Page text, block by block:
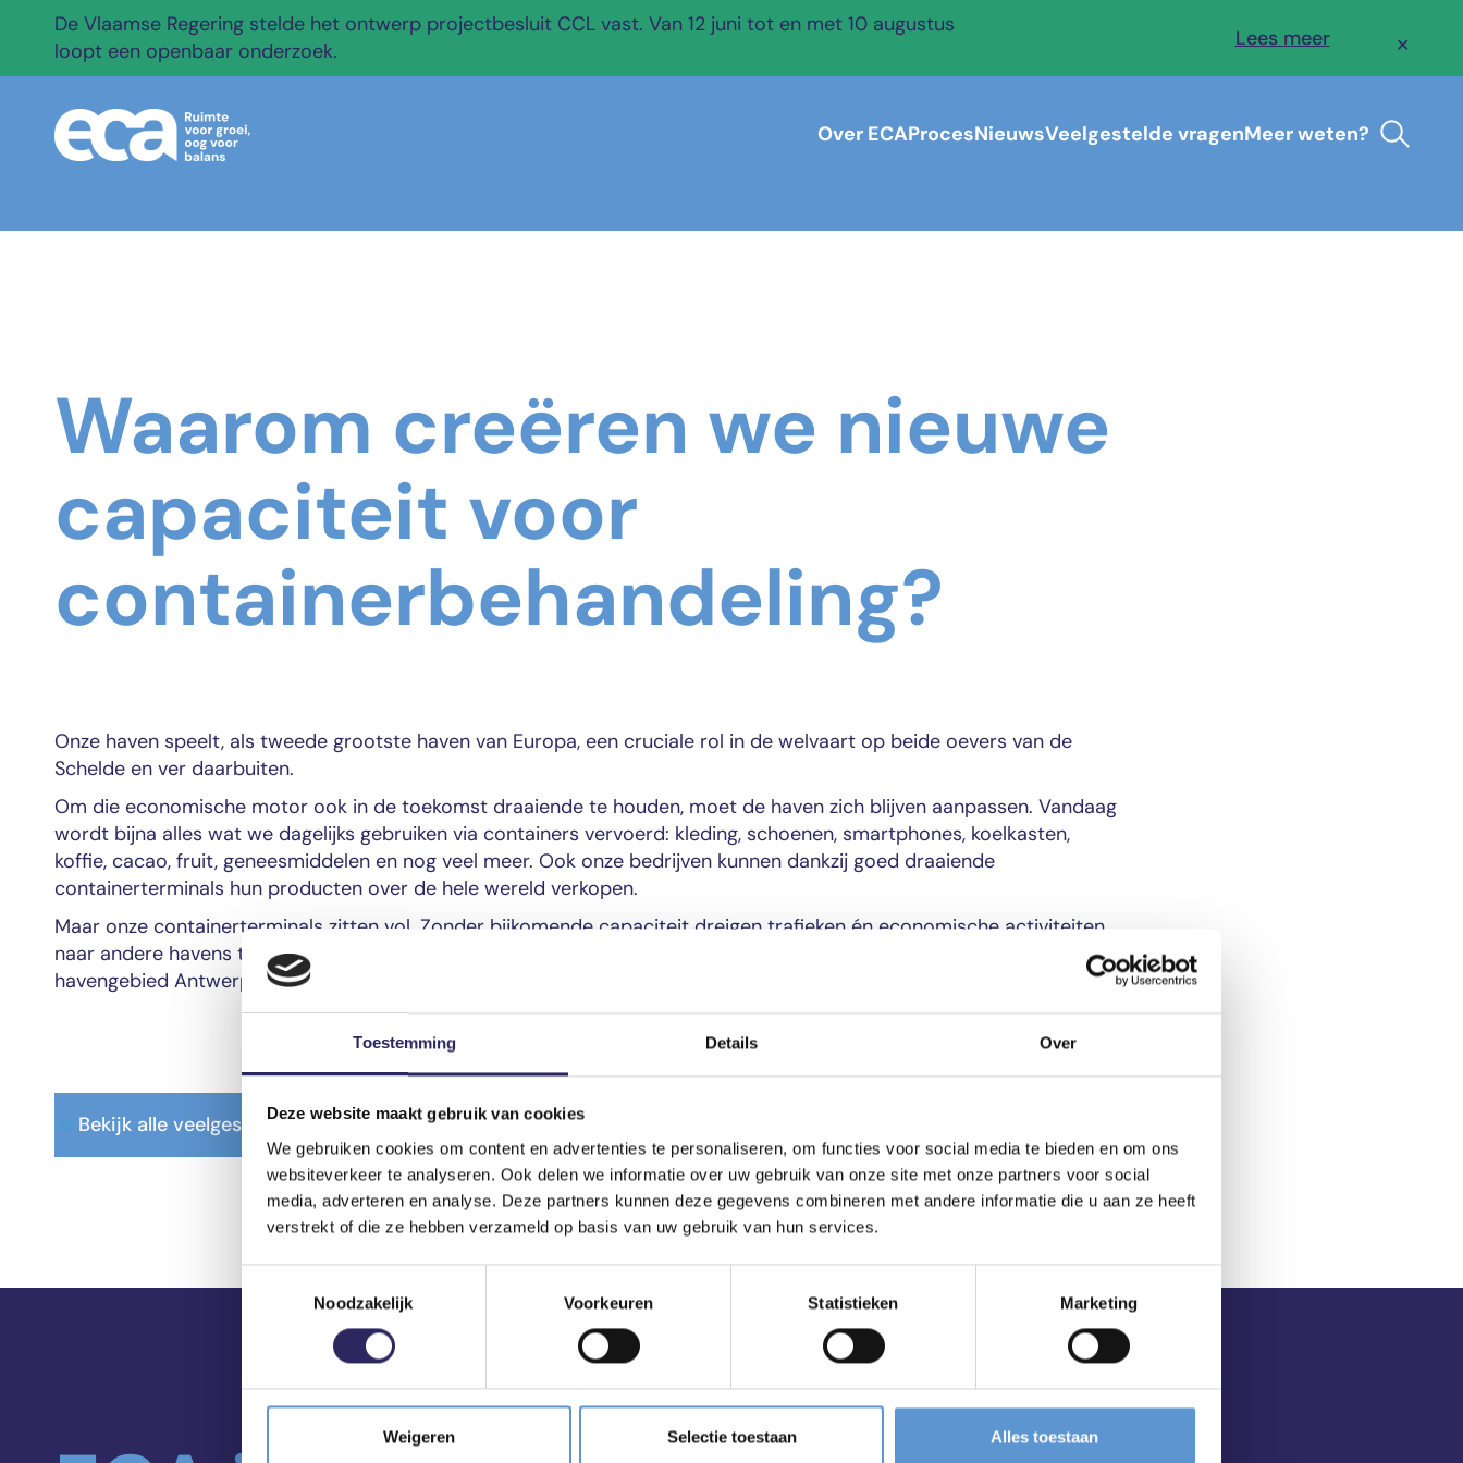
Toestemming Details Over
Deze website maakt gebruik van cookies
We gebruiken cookies om content en advertenties te personaliseren, om functies voor social media te bieden en om ons
websiteverkeer te analyseren. Ook delen we informatie over uw gebruik van onze site met onze partners voor social
media, adverteren en analyse. Deze partners kunnen deze gegevens combineren met andere informatie die u aan ze heeft
verstrekt of die ze hebben verzameld op basis van uw gebruik van hun services.
Noodzakelijk
Voorkeuren Statistieken Marketing
Weigeren Selectie toestaan Alles toestaan
De Vlaamse Regering stelde het ontwerp projectbesluit CCL vast. Van 12 juni tot en met 10 augustus
loopt een openbaar onderzoek.
Lees meer ✕
Over ECAProcesNieuwsVeelgestelde vragenMeer weten?
Waarom creëren we nieuwe
capaciteit voor
containerbehandeling?
Onze haven speelt, als tweede grootste haven van Europa, een cruciale rol in de welvaart op beide oevers van de
Schelde en ver daarbuiten.
Om die economische motor ook in de toekomst draaiende te houden, moet de haven zich blijven aanpassen. Vandaag
wordt bijna alles wat we dagelijks gebruiken via containers vervoerd: kleding, schoenen, smartphones, koelkasten,
koffie, cacao, fruit, geneesmiddelen en nog veel meer. Ook onze bedrijven kunnen dankzij goed draaiende
containerterminals hun producten over de hele wereld verkopen.
Maar onze containerterminals zitten vol. Zonder bijkomende capaciteit dreigen trafieken én economische activiteiten
naar andere havens te verschuiven. Daarom werken we het project Extra Containerbehandelingscapaciteit
havengebied Antwerpen, uit, in het kort: ECA.
Bekijk alle veelgestelde vragen